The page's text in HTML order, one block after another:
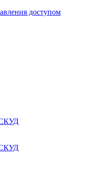
доступом
СКУД
СКУД